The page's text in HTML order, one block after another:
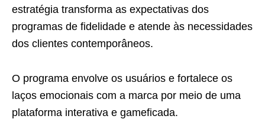
estratégia transforma as expectativas dos
programas de fidelidade e atende às necessidades
dos clientes contemporâneos.
O programa envolve os usuários e fortalece os
laços emocionais com a marca por meio de uma
plataforma interativa e gameficada.